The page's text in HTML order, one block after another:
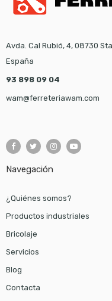
Avda. Cal Rubió, 4, 08730
España
93 898 09 04
wam@ferreteriawam.com
Navegación
¿Quiénes somos?
Productos industriales
Bricolaje
Servicios
Blog
Contacta